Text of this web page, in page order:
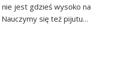
jest gdzieś wysoko na
się też pijutu…